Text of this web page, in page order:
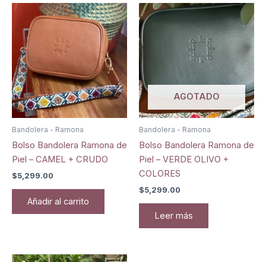
Bandolera - Ramona
Bolso Bandolera Ramona de
Piel – CAMEL + CRUDO
$5,299.00
Añadir al carrito
AGOTADO
Bandolera - Ramona
Bolso Bandolera Ramona de
Piel – VERDE OLIVO +
COLORES
$5,299.00
Leer más